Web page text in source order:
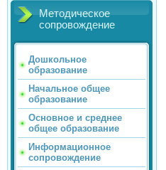
Методическое
сопровождение
Дошкольное
образование
Начальное общее
образование
Основное и среднее
общее образование
Информационное
сопровождение